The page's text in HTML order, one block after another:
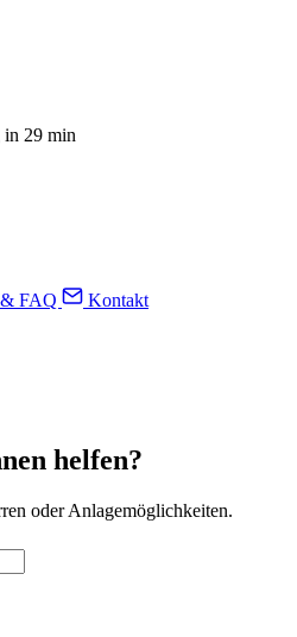
in 29 min
FAQ
Kontakt
helfen?
oder Anlagemöglichkeiten.